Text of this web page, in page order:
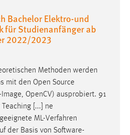
Bachelor Elektro-und
für Studienanfänger ab
2022/2023
Methoden werden
mit den Open Source
OpenCV) ausprobiert. 91
[...] ne
ML-Verfahren
der Basis von Software-
die ausgewählten Einverständnis-